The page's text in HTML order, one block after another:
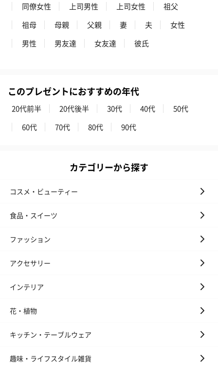
同僚女性
上司男性 上司女性
祖父
祖母
母親 父親 妻 夫
女性
男性
男友達 女友達 彼氏
このプレゼントにおすすめの年代
20代前半 20代後半 30代 40代
50代
60代
70代 80代 90代
カテゴリーから探す
コスメ・ビューティー
食品・スイーツ
ファッション
アクセサリー
インテリア
花・植物
キッチン・テーブルウェア
趣味・ライフスタイル雑貨